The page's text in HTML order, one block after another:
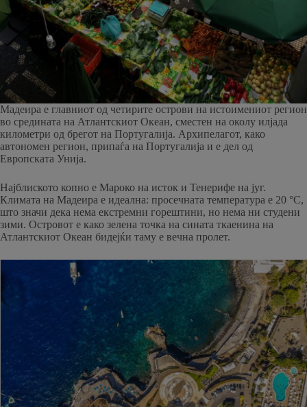
Мадеира е главниот од четирите острови на истоимениот регион
во средината на Атлантскиот Океан, сместен на околу илјада
километри од брегот на Португалија. Архипелагот, како
автономен регион, припаѓа на Португалија и е дел од
Европската Унија.
Најблиското копно е Мароко на исток и Тенерифе на југ.
Климата на Мадеира е идеална: просечната температура е 20 °C,
што значи дека нема екстремни горештини, но нема ни студени
зими. Островот е како зелена точка на сината ткаенина на
Атлантскиот Океан бидејќи таму е вечна пролет.